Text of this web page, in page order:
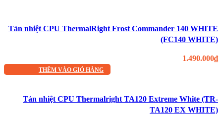
Tản nhiệt CPU ThermalRight Frost Commander 140 WHITE
(FC140 WHITE)
1.490.000₫
THÊM VÀO GIỎ HÀNG
Tản nhiệt CPU Thermalright TA120 Extreme White (TR-
TA120 EX WHITE)